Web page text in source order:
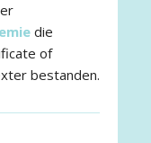
die
of
bestanden.